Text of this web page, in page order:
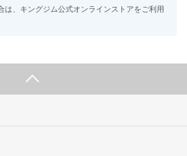
は、キングジム公式オンラインストアをご利用